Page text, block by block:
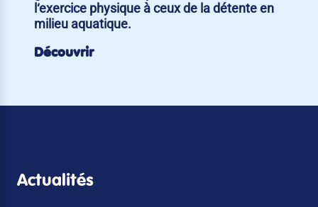
l‘exercice physique à ceux de la détente en
milieu aquatique.
Découvrir
Actualités